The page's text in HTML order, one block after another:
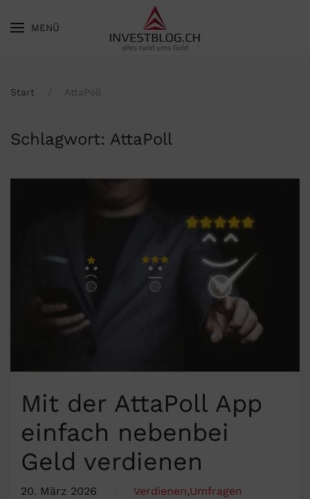
Skip to main content
MENÜ
Start AttaPoll
Schlagwort: AttaPoll
Mit der AttaPoll App
einfach nebenbei
Geld verdienen
20. März 2026 Verdienen,Umfragen